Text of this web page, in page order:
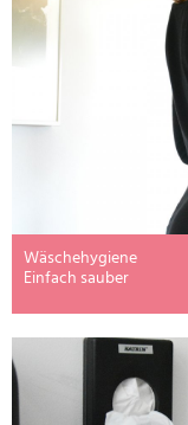
Wäschehygiene
Einfach sauber